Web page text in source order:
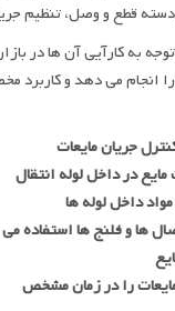
قطع و وصل، تنظیم
به کارآیی آن ها در
انجام می دهد و
جریان مایعات
در داخل لوله انتقال
داخل لوله ها
ها و فلنج ها استفاده
را در زمان مشخص